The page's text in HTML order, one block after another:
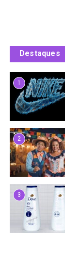
Destaques
1
2
3